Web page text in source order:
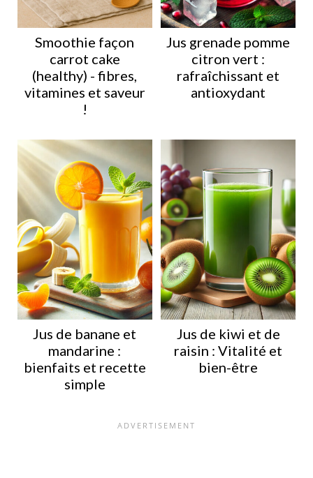
Smoothie façon
carrot cake
(healthy) - fibres,
vitamines et saveur
!
Jus grenade pomme
citron vert :
rafraîchissant et
antioxydant
Jus de banane et
mandarine :
bienfaits et recette
simple
Jus de kiwi et de
raisin : Vitalité et
bien-être